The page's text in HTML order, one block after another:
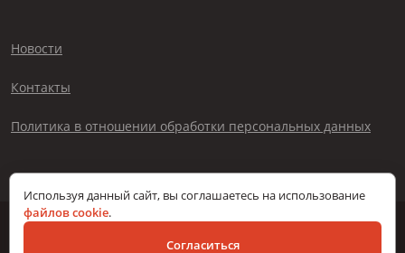
Новости
Контакты
Политика в отношении обработки персональных данных
Используя данный сайт, вы соглашаетесь на использование
файлов cookie.
Согласиться